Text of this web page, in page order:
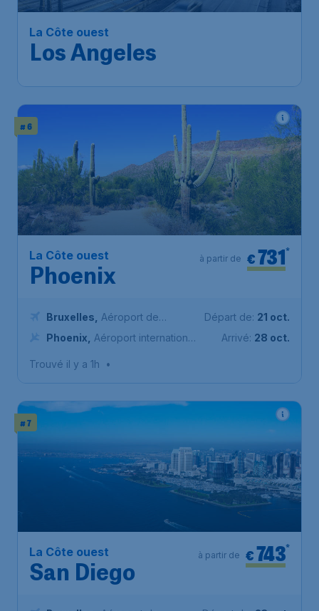
Bruxelles-National
Los Angeles
Aéroport
international de Los Angeles
•
# 6
La Côte ouest
Phoenix
€731*
à partir de
Bruxelles
Aéroport de
Bruxelles-National
Phoenix
Aéroport international
Départ de: 21 oct.
Arrivé: 28 oct.
Trouvé il y a 1h •
# 7
La Côte ouest
San Diego
€743*
à partir de